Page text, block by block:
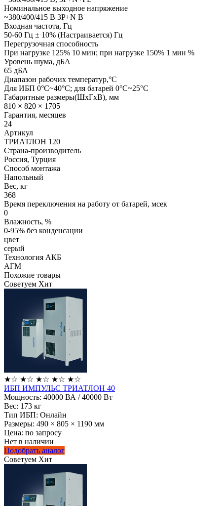
Номинальное выходное напряжение
~380/400/415 В 3P+N В
Входная частота, Гц
50-60 Гц ± 10% (Настраивается) Гц
Перегрузочная способность
При нагрузке 125% 10 мин; при нагрузке 150% 1 мин %
Уровень шума, дБА
65 дБА
Диапазон рабочих температур,°С
Для ИБП 0°C~40°C; для батарей 0°C~25°C
Габаритные размеры(ШxГxВ), мм
810 × 820 × 1705
Гарантия, месяцев
24
Артикул
ТРИАТЛОН 120
Страна-производитель
Россия, Турция
Способ монтажа
Напольный
Вес, кг
368
Время переключения на работу от батарей, мсек
0
Влажность, %
0-95% без конденсации
цвет
серый
Технология АКБ
АГМ
Похожие товары
Советуем Хит
★☆ ★☆ ★☆ ★☆ ★☆
ИБП ИМПУЛЬС ТРИАТЛОН 40
Мощность: 40000 ВА / 40000 Вт
Вес: 173 кг
Тип ИБП: Онлайн
Размеры: 490 × 805 × 1190 мм
Цена: по запросу
Нет в наличии
Подобрать аналог
Советуем Хит